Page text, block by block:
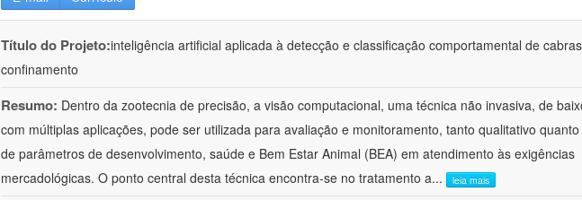
Título do Projeto:inteligência artificial aplicada à detecção e classificação comportamental de
confinamento
Resumo: Dentro da zootecnia de precisão, a visão computacional, uma técnica não invasiva, de
com múltiplas aplicações, pode ser utilizada para avaliação e monitoramento, tanto qualitativo
de parâmetros de desenvolvimento, saúde e Bem Estar Animal (BEA) em atendimento às exigências
mercadológicas. O ponto central desta técnica encontra-se no tratamento a... leia mais